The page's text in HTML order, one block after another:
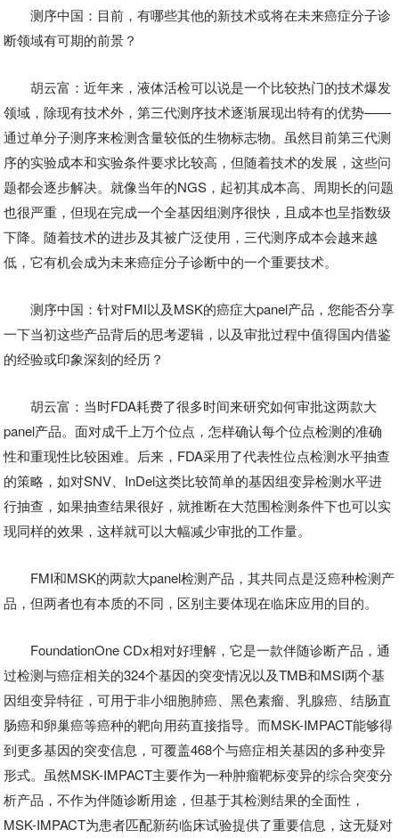
测序中国：目前，有哪些其他的新技术或将在未来癌症分子诊
断领域有可期的前景？
胡云富：近年来，液体活检可以说是一个比较热门的技术爆发
领域，除现有技术外，第三代测序技术逐渐展现出特有的优势——
通过单分子测序来检测含量较低的生物标志物。虽然目前第三代测
序的实验成本和实验条件要求比较高，但随着技术的发展，这些问
题都会逐步解决。就像当年的NGS，起初其成本高、周期长的问题
也很严重，但现在完成一个全基因组测序很快，且成本也呈指数级
下降。随着技术的进步及其被广泛使用，三代测序成本会越来越
低，它有机会成为未来癌症分子诊断中的一个重要技术。
测序中国：针对FMI以及MSK的癌症大panel产品，您能否分享
一下当初这些产品背后的思考逻辑，以及审批过程中值得国内借鉴
的经验或印象深刻的经历？
胡云富：当时FDA耗费了很多时间来研究如何审批这两款大
panel产品。面对成千上万个位点，怎样确认每个位点检测的准确
性和重现性比较困难。后来，FDA采用了代表性位点检测水平抽查
的策略，如对SNV、InDel这类比较简单的基因组变异检测水平进
行抽查，如果抽查结果很好，就推断在大范围检测条件下也可以实
现同样的效果，这样就可以大幅减少审批的工作量。
FMI和MSK的两款大panel检测产品，其共同点是泛癌种检测产
品，但两者也有本质的不同，区别主要体现在临床应用的目的。
FoundationOne CDx相对好理解，它是一款伴随诊断产品，通
过检测与癌症相关的324个基因的突变情况以及TMB和MSI两个基
因组变异特征，可用于非小细胞肺癌、黑色素瘤、乳腺癌、结肠直
肠癌和卵巢癌等癌种的靶向用药直接指导。而MSK-IMPACT能够得
到更多基因的突变信息，可覆盖468个与癌症相关基因的多种变异
形式。虽然MSK-IMPACT主要作为一种肿瘤靶标变异的综合突变分
析产品，不作为伴随诊断用途，但基于其检测结果的全面性，
MSK-IMPACT为患者匹配新药临床试验提供了重要信息，这无疑对